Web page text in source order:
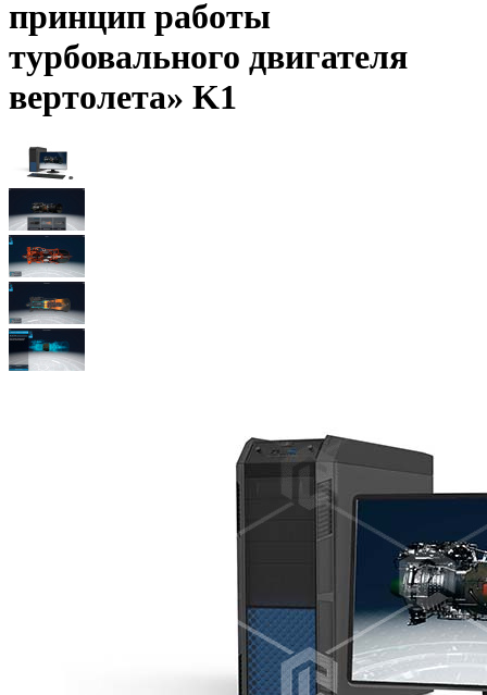
принцип работы
турбовального двигателя
вертолета» K1